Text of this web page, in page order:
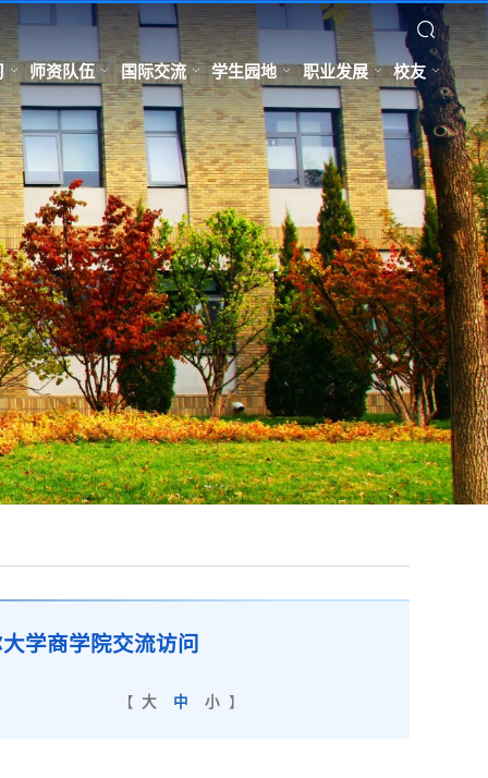
师资队伍 国际交流 学生园地 职业发展 校友
学商学院交流访问
【 大 中 小 】